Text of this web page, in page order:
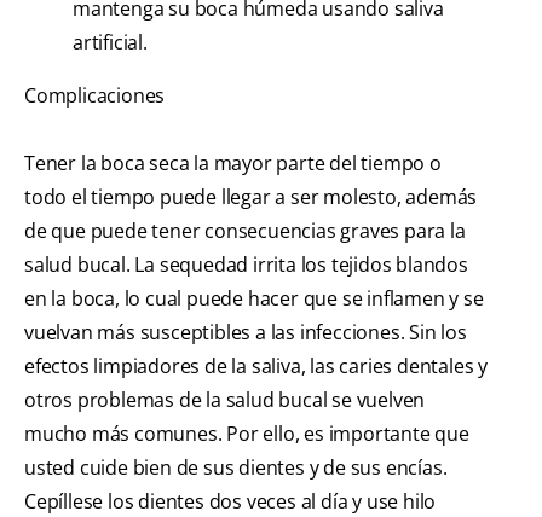
mantenga su boca húmeda usando saliva
artificial.
Complicaciones
Tener la boca seca la mayor parte del tiempo o
todo el tiempo puede llegar a ser molesto, además
de que puede tener consecuencias graves para la
salud bucal. La sequedad irrita los tejidos blandos
en la boca, lo cual puede hacer que se inflamen y se
vuelvan más susceptibles a las infecciones. Sin los
efectos limpiadores de la saliva, las caries dentales y
otros problemas de la salud bucal se vuelven
mucho más comunes. Por ello, es importante que
usted cuide bien de sus dientes y de sus encías.
Cepíllese los dientes dos veces al día y use hilo